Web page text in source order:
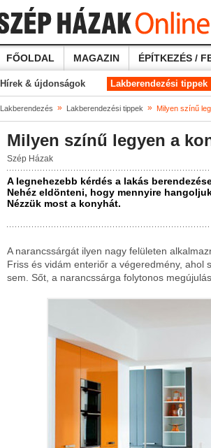
FŐOLDAL MAGAZIN ÉPÍTKEZÉS /
Hírek & újdonságok Lakberendezési tippek
Lakberendezés » Lakberendezési tippek » Milyen színű
Milyen színű legyen a
Szép Házak
A legnehezebb kérdés a lakás
Nehéz eldönteni, hogy mennyire
Nézzük most a konyhát.
A narancssárgát ilyen nagy felületen
Friss és vidám enteriőr a végeredmény, ahol
sem. Sőt, a narancssárga folytonos